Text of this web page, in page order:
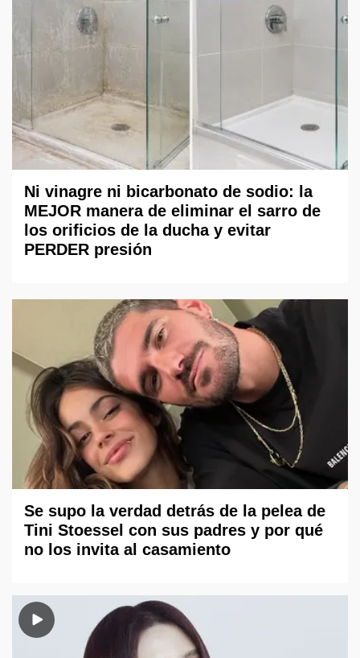
Ni vinagre ni bicarbonato de sodio: la
MEJOR manera de eliminar el sarro de
los orificios de la ducha y evitar
PERDER presión
Se supo la verdad detrás de la pelea de
Tini Stoessel con sus padres y por qué
no los invita al casamiento